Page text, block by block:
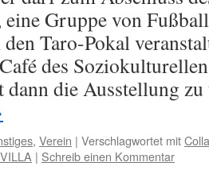
Gruppe von
Taro-Pokal
des
die Ausstellung
, Verein | Verschlagwortet mit
VILLA | Schreib einen Kommentar